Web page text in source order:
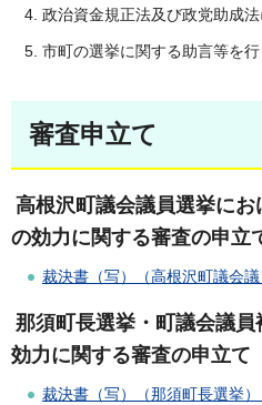
政治資金規正法及び政党助成
市町の選挙に関する助言等を行
審査申立て
高根沢町議会議員選挙に
の効力に関する審査の申立
裁決書（写）（高根沢町議会議
那須町長選挙・町議会議
効力に関する審査の申立て
裁決書（写）（那須町長選挙）